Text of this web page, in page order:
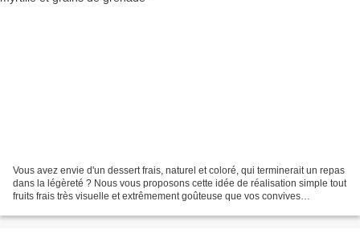
Vous avez envie d'un dessert frais, naturel et coloré, qui terminerait un repas
dans la légèreté ? Nous vous proposons cette idée de réalisation simple tout
fruits frais très visuelle et extrêmement goûteuse que vos convives